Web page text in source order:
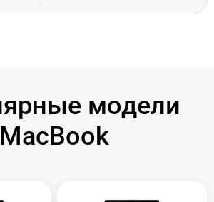
модели
MacBook